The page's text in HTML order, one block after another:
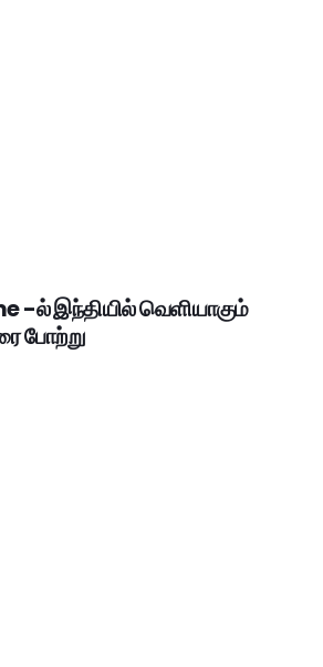
-ல் இந்தியில் வெளியாகும்
போற்று